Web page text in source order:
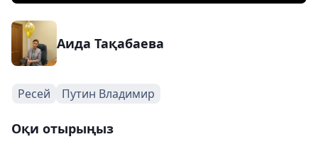
Аида Тақабаева
Ресей Путин Владимир
Оқи отырыңыз